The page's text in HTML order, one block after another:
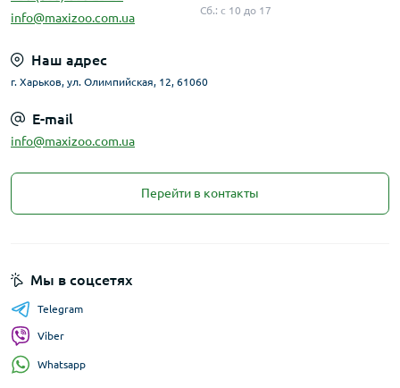
info@maxizoo.com.ua
Сб.: с 10 до 17
Наш адрес
г. Харьков, ул. Олимпийская, 12, 61060
E-mail
info@maxizoo.com.ua
Перейти в контакты
Мы в соцсетях
Telegram
Viber
Whatsapp